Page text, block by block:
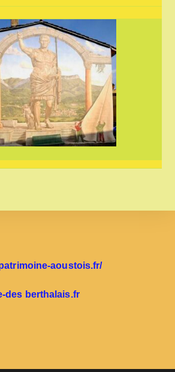
aoustois.fr/
des berthalais.fr